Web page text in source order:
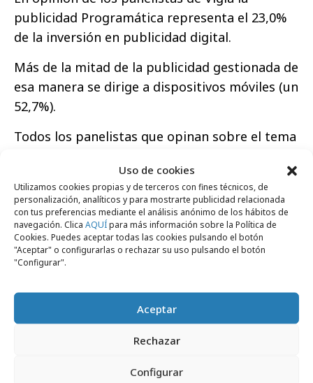
Uso de cookies
Utilizamos cookies propias y de terceros con fines técnicos, de
personalización, analíticos y para mostrarte publicidad relacionada
con tus preferencias mediante el análisis anónimo de los hábitos de
navegación. Clica AQUÍpara más información sobre la Política de
Cookies. Puedes aceptar todas las cookies pulsando el botón
"Aceptar" o configurarlas o rechazar su uso pulsando el botón
"Configurar".
Aceptar
Rechazar
Configurar
publicidad Programática representa el 23,0%
de la inversión en publicidad digital.
Más de la mitad de la publicidad gestionada de
esa manera se dirige a dispositivos móviles (un
52,7%).
Todos los panelistas que opinan sobre el tema
su proliferación hará cambiar la manera de
comprar la publicidad digital. Incluso un 7%
cree que cambiará mucho.
El fraude en publicidad digital
preocupan a los panelistas son los bots y
granjas de clics, que aumentan artificialmente
los datos de tráfico (citados por el 58%) y la
la atribución fraudulenta de datos de otros